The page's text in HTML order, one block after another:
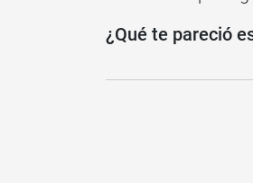
¿Qué te pareció